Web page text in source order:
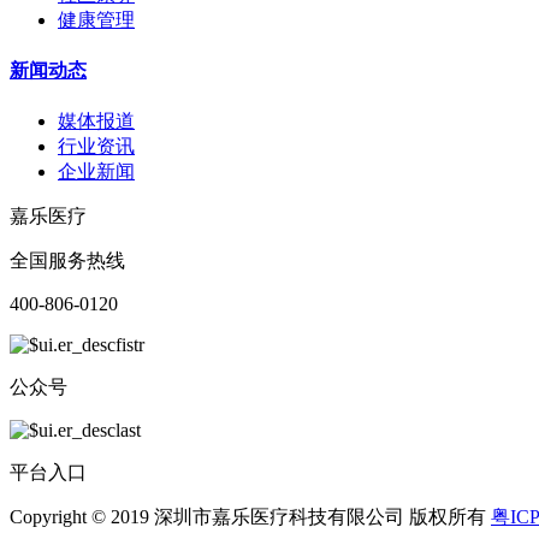
健康管理
新闻动态
媒体报道
行业资讯
企业新闻
嘉乐医疗
全国服务热线
400-806-0120
公众号
平台入口
Copyright © 2019 深圳市嘉乐医疗科技有限公司 版权所有 粤